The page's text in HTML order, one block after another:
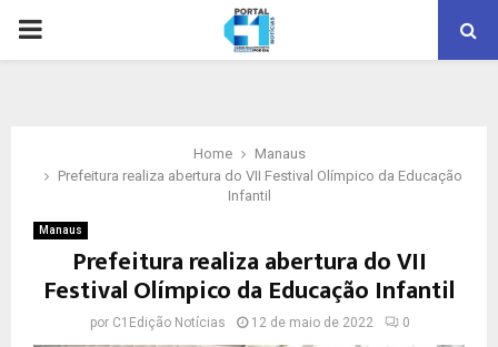
PRIMARY
Home
Manaus
Prefeitura realiza abertura do VII Festival Olímpico da Educação
Infantil
Manaus
Prefeitura realiza abertura do VII
Festival Olímpico da Educação Infantil
por C1Edição Notícias 12 de maio de 2022 0